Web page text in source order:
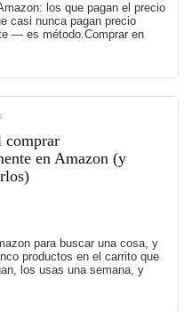
los que pagan el precio
casi nunca pagan precio
— es método.Comprar en
comprar
en Amazon (y
para buscar una cosa, y
productos en el carrito que
los usas una semana, y